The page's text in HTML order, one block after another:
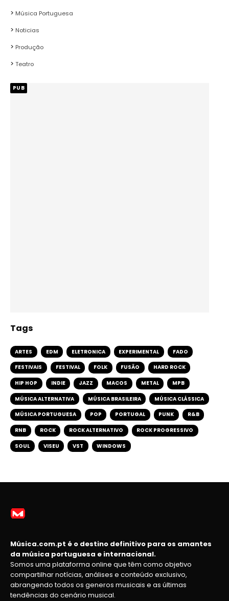
Música Portuguesa
Noticias
Produção
Teatro
PUB
Tags
ARTES EDM ELETRONICA EXPERIMENTAL FADO
FESTIVAIS FESTIVAL FOLK FUSÃO HARD ROCK
HIP HOP INDIE JAZZ MACOS METAL MPB
MÚSICA ALTERNATIVA MÚSICA BRASILEIRA MÚSICA CLÁSSICA
MÚSICA PORTUGUESA POP PORTUGAL PUNK R&B
RNB ROCK ROCK ALTERNATIVO ROCK PROGRESSIVO
SOUL VISEU VST WINDOWS
Música.com.pt é o destino definitivo para os amantes
da música portuguesa e internacional.
Somos uma plataforma online que têm como objetivo
compartilhar notícias, análises e conteúdo exclusivo,
abrangendo todos os generos musicais e as últimas
tendências do cenário musical.